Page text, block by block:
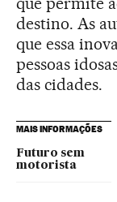
destino. As
que essa
pessoas
das cidades.
MAIS INFORMAÇÕES
Futuro sem
motorista